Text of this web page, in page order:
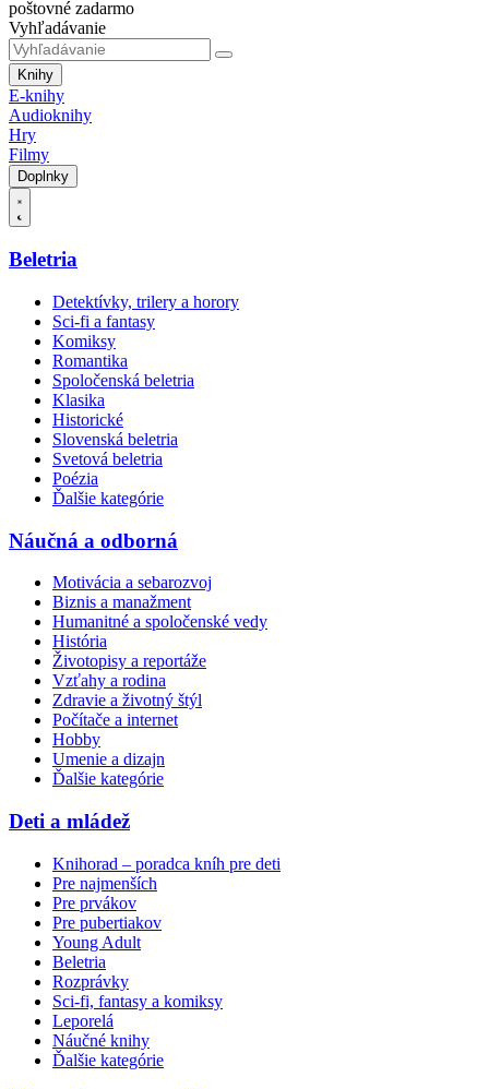
poštovné zadarmo
Vyhľadávanie
Knihy
E-knihy
Audioknihy
Hry
Filmy
Doplnky
Beletria
Detektívky, trilery a horory
Sci-fi a fantasy
Komiksy
Romantika
Spoločenská beletria
Klasika
Historické
Slovenská beletria
Svetová beletria
Poézia
Ďalšie kategórie
Náučná a odborná
Motivácia a sebarozvoj
Biznis a manažment
Humanitné a spoločenské vedy
História
Životopisy a reportáže
Vzťahy a rodina
Zdravie a životný štýl
Počítače a internet
Hobby
Umenie a dizajn
Ďalšie kategórie
Deti a mládež
Knihorad – poradca kníh pre deti
Pre najmenších
Pre prvákov
Pre pubertiakov
Young Adult
Beletria
Rozprávky
Sci-fi, fantasy a komiksy
Leporelá
Náučné knihy
Ďalšie kategórie